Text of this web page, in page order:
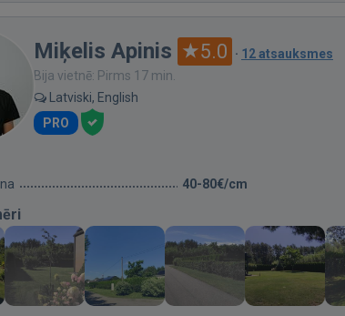
Miķelis Apinis 5.0 · 12 atsauksmes
Bija vietnē: Pirms 17 min.
Latviski, English
PRO
40-80€/cm